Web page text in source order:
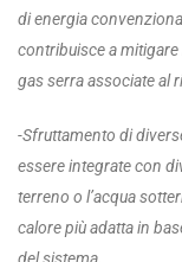
di energia
contribuisce a mitigare
gas serra associate al
-Sfruttamento di
essere integrate con
terreno o l’acqua
calore più adatta in